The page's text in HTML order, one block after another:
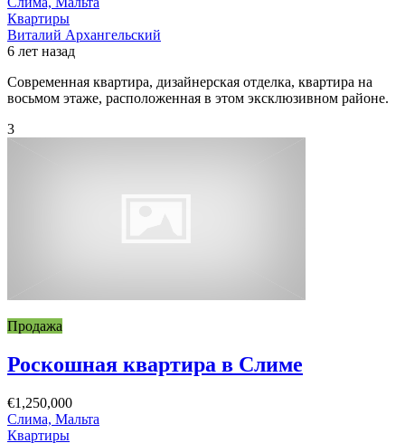
Квартиры
Виталий Архангельский
6 лет назад
Современная квартира, дизайнерская отделка, квартира на
восьмом этаже, расположенная в этом эксклюзивном районе.
3
Продажа
Роскошная квартира в Слиме
€1,250,000
Слима, Мальта
Квартиры